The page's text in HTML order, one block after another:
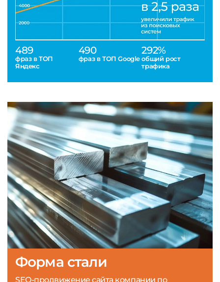
489
фраз в ТОП
Яндекс
490
фраз в ТОП Google
292%
общий рост
трафика
Форма стали
SEO-продвижение сайта компании по